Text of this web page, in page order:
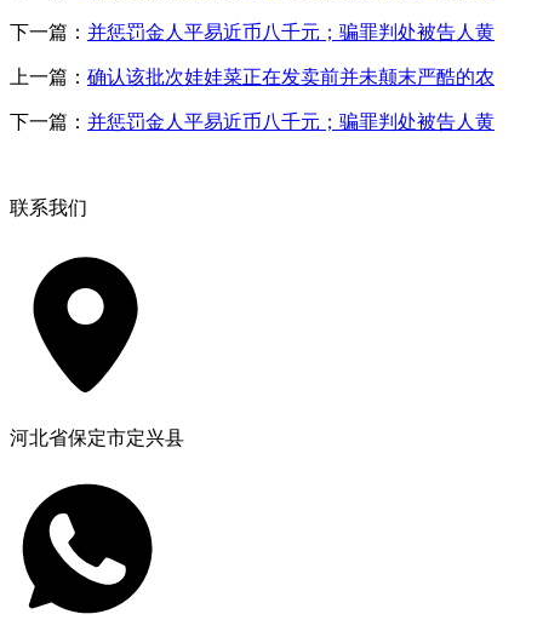
下一篇： 并惩罚金人平易近币八千元；骗罪判处被告人黄
上一篇： 确认该批次娃娃菜正在发卖前并未颠末严酷的农
下一篇： 并惩罚金人平易近币八千元；骗罪判处被告人黄
联系我们
河北省保定市定兴县